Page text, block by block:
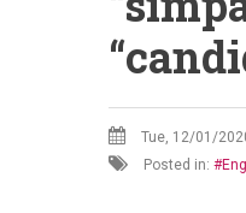
Tue, 12/01/
Posted in: